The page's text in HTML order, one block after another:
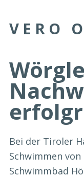
VERO
Bei der Tiroler
Schwimmen von
Schwimmbad